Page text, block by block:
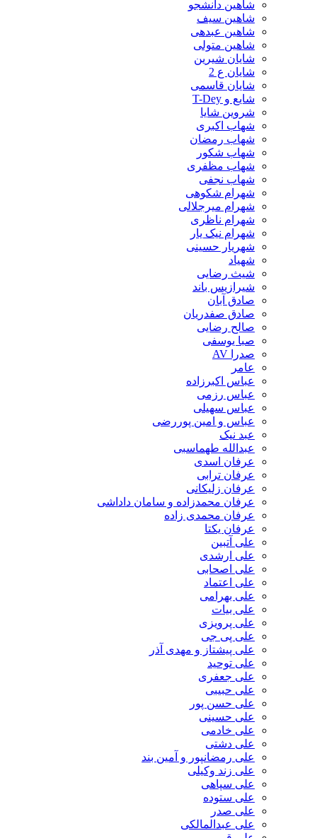
شاهین دانشجو
شاهین سیف
شاهین عبدهی
شاهین متولی
شایان شیرین
شایان ع 2
شایان قاسمی
شایع و T-Dey
شروین شایا
شهاب اکبری
شهاب رمضان
شهاب شکور
شهاب مظفری
شهاب نجفی
شهرام شکوهی
شهرام میرجلالی
شهرام ناظری
شهرام نیک یار
شهریار حسینی
شهیاد
شیث رضایی
شیرازیس باند
صادق آبان
صادق صفدریان
صالح رضایی
صبا یوسفی
صدرا AV
عامر
عباس اکبرزاده
عباس رزمی
عباس سهیلی
عباس و امین پوررضی
عبد نیک
عبدالله طهماسبی‎
عرفان اسدی
عرفان ترابی
عرفان زلیکانی
عرفان محمدزاده و سامان داداشی
عرفان محمدی زاده
عرفان یکتا
علی آتبین
علی ارشدی
علی اصحابی
علی اعتماد
علی بهرامی
علی بیات
علی پرویزی
علی پی جی
علی پیشتاز و مهدی آذر
علی توحید
علی جعفری
علی حبیبی
علی حسن پور
علی حسینی
علی خادمی
علی دشتی
علی رمضانپور و آمین بند
علی زند وکیلی
علی سپاهی
علی ستوده
علی صدر
علی عبدالمالکی